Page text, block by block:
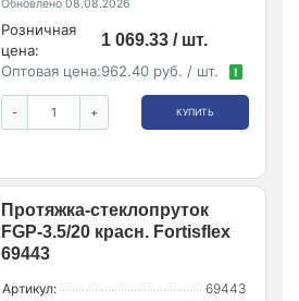
Обновлено 08.08.2026
Розничная
цена:
1 069.33 / шт.
Оптовая цена:962.40 руб. / шт. !
- + КУПИТЬ
Протяжка-стеклопруток
FGP-3.5/20 красн. Fortisflex
69443
Артикул:
69443